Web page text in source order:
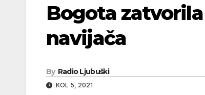
Bogota
navijača
By Radio Ljubuški
KOL 5, 2021